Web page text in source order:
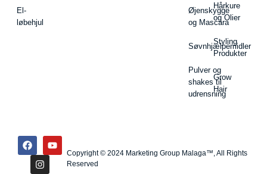
El-
løbehjul
Øjenskygge
og Mascara
Søvnhjælpemidler
Pulver og
shakes til
udrensning
Hårkure
og Olier
Styling
Produkter
Grow
Hair
Copyright © 2024 Marketing Group Malaga™, All Rights
Reserved